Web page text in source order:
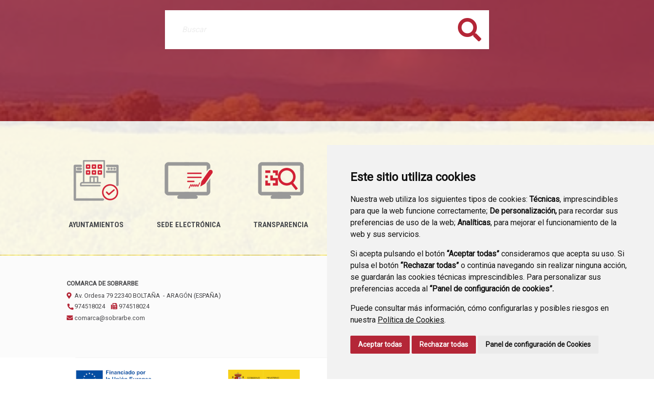
Este sitio utiliza cookies
Nuestra web utiliza los siguientes tipos de cookies: Técnicas, imprescindibles
para que la web funcione correctamente; De personalización, para recordar sus
preferencias de uso de la web; Analíticas, para mejorar el funcionamiento de la
web y sus servicios.
Si acepta pulsando el botón “Aceptar todas” consideramos que acepta su uso. Si
pulsa el botón “Rechazar todas” o continúa navegando sin realizar ninguna acción,
se guardarán las cookies técnicas imprescindibles. Para personalizar sus
preferencias acceda al “Panel de configuración de cookies”.
Puede consultar más información, cómo configurarlas y posibles riesgos en
nuestra Política de Cookies.
Aceptar todas Rechazar todas Panel de configuración de Cookies
Buscar
AYUNTAMIENTOS SEDE ELECTRÓNICA TRANSPARENCIA MEDIDAS ANTIFRAUDE PERFIL CONTRATANTE
COMARCA DE SOBRARBE
Av. Ordesa 79 22340 BOLTAÑA - ARAGÓN (ESPAÑA)
974518024
974518024
comarca@sobrarbe.com
CONTACTO POLÍTICA DE PRIVACIDAD